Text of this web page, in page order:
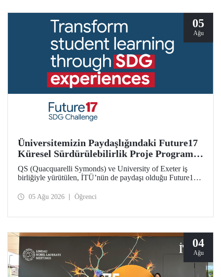
kapsamında desteklenmeye hak kazandı.
05
Ağu
Üniversitemizin Paydaşlığındaki Future17
Küresel Sürdürülebilirlik Proje Programı,
Öğrencilerimizin Başvurularını Bekliyor
QS (Quacquarelli Symonds) ve University of Exeter iş
birliğiyle yürütülen, İTÜ’nün de paydaşı olduğu Future17
öğrenci başvuruları açıldı. Başvurular için son gün 31
05 Ağu 2026 Öğrenci
04
Ağu